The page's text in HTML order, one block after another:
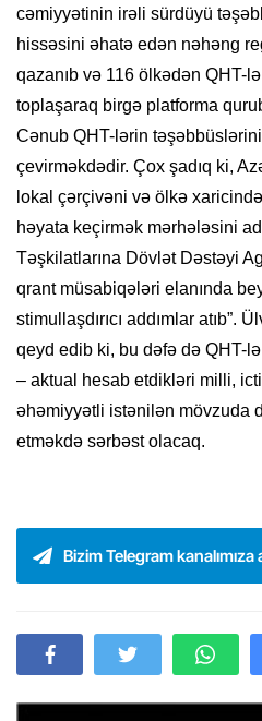
cəmiyyətinin irəli sürdüyü
hissəsini əhatə edən nəhəng
qazanıb və 116 ölkədən QHT-
toplaşaraq birgə platforma
Cənub QHT-lərin
çevirməkdədir. Çox şadıq ki,
lokal çərçivəni və ölkə
həyata keçirmək mərhələsini
Təşkilatlarına Dövlət Dəstəyi
qrant müsabiqələri elanında
stimullaşdırıcı addımlar atıb”.
qeyd edib ki, bu dəfə də QHT-
– aktual hesab etdikləri milli,
əhəmiyyətli istənilən mövzuda
etməkdə sərbəst olacaq.
Bizim Telegram